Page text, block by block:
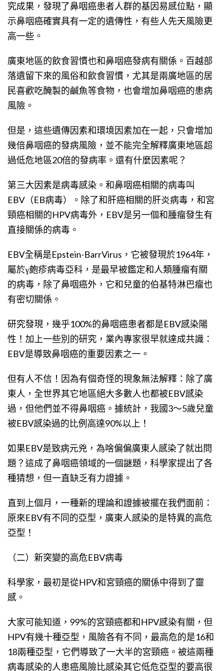
究成果，發現了鼻咽癌患者人群的基因易感位點，顯
示鼻咽癌確實具有一定的遺傳性，有些人先天風險更
高一些。
廣東地區的飲食習慣也和鼻咽癌發病有關係。百越部
落遺留下來的風俗和飲食習慣，尤其是兩廣地區的居
民喜歡吃醃製的鹹魚等食物，也會增加鼻咽癌的患病
風險。
但是，這些遺傳因素和環境因素加在一起，只會增加
幾倍鼻咽癌的發病風險，並不能完全解釋廣東地區超
過低危地區20倍的發病率。還有什麼因素呢？
第三大因素是病毒感染。和鼻咽癌相關的病毒叫
EBV（EB病毒）。除了和肝癌相關的肝炎病毒，和宮
頸癌相關的HPV病毒外，EBV是另一個和腫瘤發生有
直接關係的病毒。
EBV全稱是Epstein-BarrVirus，它被發現於1964年，
屬於γ皰疹病毒亞科，是最早被鑑定和人類腫瘤有關
的病毒，除了鼻咽癌外，它和兒童的伯基特淋巴瘤也
有密切關係。
研究發現，幾乎100%的鼻咽癌患者都是EBV感染陽
性！加上一些別的研究，業內專家很早就達成共識：
EBV是導致鼻咽癌的重要因素之一。
但有人不信！因為有個奇怪的現象無法解釋：除了廣
東人，全世界其它地區絕大多數人也都被EBV感染
過，但他們並不得鼻咽癌。據統計，我國3～5歲兒童
被EBV感染過的比例高達90%以上！
如果EBV是致病元兇，為啥偏偏廣東人感染了就出問
題？這成了鼻咽癌領域的一個謎題，科學家提出了各
種猜想，但一直缺乏有力證據。
直到上個月，一種新的理論和證據被擺在我們面前：
原來EBV有不同的亞型，廣東人感染的是特異的高危
亞型！
（二）新突變的高危EBV病毒
科學家，最初是從HPV和宮頸癌的關係中得到了靈
感。
大家可能知道，99%的宮頸癌都和HPV感染有關，但
HPV有幾十種亞型，風險各有不同，最高危的是16和
18兩種亞型，它們導致了一大半的宮頸癌。被這兩種
病毒感染的人患癌風險比感染其它低危亞型的要高很